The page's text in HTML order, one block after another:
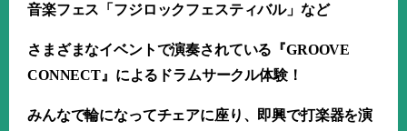
音楽フェス「フジロックフェスティバル」など
さまざまなイベントで演奏されている『GROOVE
CONNECT』によるドラムサークル体験！
みんなで輪になってチェアに座り、即興で打楽器を演